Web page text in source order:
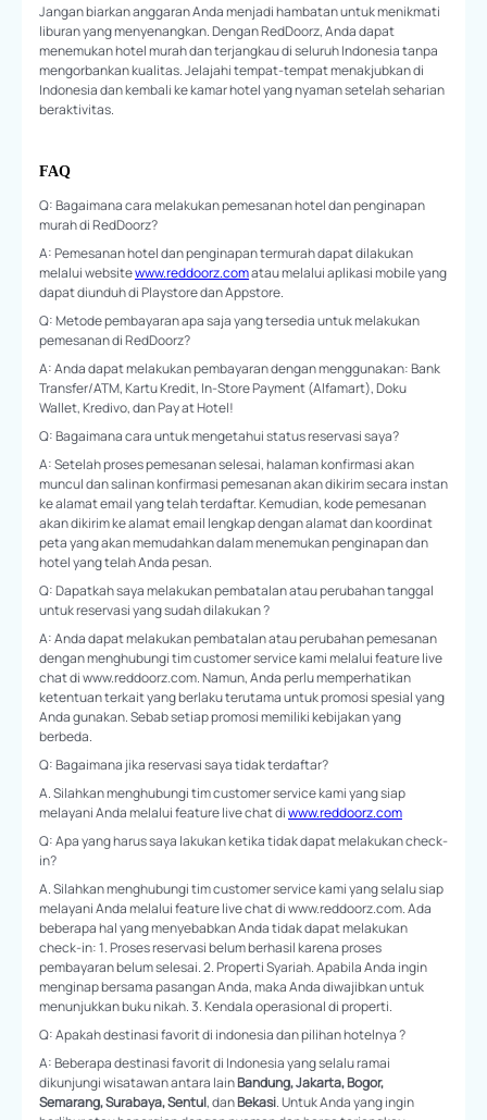
Jangan biarkan anggaran Anda menjadi hambatan untuk menikmati
liburan yang menyenangkan. Dengan RedDoorz, Anda dapat
menemukan hotel murah dan terjangkau di seluruh Indonesia tanpa
mengorbankan kualitas. Jelajahi tempat-tempat menakjubkan di
Indonesia dan kembali ke kamar hotel yang nyaman setelah seharian
beraktivitas.
FAQ
Q: Bagaimana cara melakukan pemesanan hotel dan penginapan
murah di RedDoorz?
A: Pemesanan hotel dan penginapan termurah dapat dilakukan
melalui websitewww.reddoorz.comatau melalui aplikasi mobile yang
dapat diunduh di Playstore dan Appstore.
Q: Metode pembayaran apa saja yang tersedia untuk melakukan
pemesanan di RedDoorz?
A: Anda dapat melakukan pembayaran dengan menggunakan: Bank
Transfer/ATM, Kartu Kredit, In-Store Payment (Alfamart), Doku
Wallet, Kredivo, dan Pay at Hotel!
Q: Bagaimana cara untuk mengetahui status reservasi saya?
A: Setelah proses pemesanan selesai, halaman konfirmasi akan
muncul dan salinan konfirmasi pemesanan akan dikirim secara instan
ke alamat email yang telah terdaftar. Kemudian, kode pemesanan
akan dikirim ke alamat email lengkap dengan alamat dan koordinat
peta yang akan memudahkan dalam menemukan penginapan dan
hotel yang telah Anda pesan.
Q: Dapatkah saya melakukan pembatalan atau perubahan tanggal
untuk reservasi yang sudah dilakukan ?
A: Anda dapat melakukan pembatalan atau perubahan pemesanan
dengan menghubungi tim customer service kami melalui feature live
chat di www.reddoorz.com. Namun, Anda perlu memperhatikan
ketentuan terkait yang berlaku terutama untuk promosi spesial yang
Anda gunakan. Sebab setiap promosi memiliki kebijakan yang
berbeda.
Q: Bagaimana jika reservasi saya tidak terdaftar?
A. Silahkan menghubungi tim customer service kami yang siap
melayani Anda melalui feature live chat diwww.reddoorz.com
Q: Apa yang harus saya lakukan ketika tidak dapat melakukan check-
in?
A. Silahkan menghubungi tim customer service kami yang selalu siap
melayani Anda melalui feature live chat di www.reddoorz.com. Ada
beberapa hal yang menyebabkan Anda tidak dapat melakukan
check-in: 1. Proses reservasi belum berhasil karena proses
pembayaran belum selesai. 2. Properti Syariah. Apabila Anda ingin
menginap bersama pasangan Anda, maka Anda diwajibkan untuk
menunjukkan buku nikah. 3. Kendala operasional di properti.
Q: Apakah destinasi favorit di indonesia dan pilihan hotelnya ?
A: Beberapa destinasi favorit di Indonesia yang selalu ramai
dikunjungi wisatawan antara lainBandung, Jakarta, Bogor,
Semarang, Surabaya, Sentul, danBekasi. Untuk Anda yang ingin